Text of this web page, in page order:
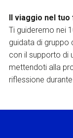
Il viaggio nel tuo
Ti guideremo nei
guidata di gruppo
con il supporto di
mettendoti alla
riflessione